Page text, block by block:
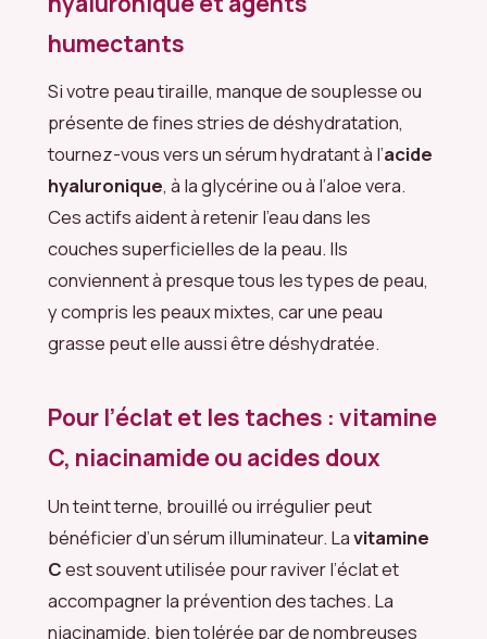
humectants
Si votre peau tiraille, manque de souplesse ou
présente de fines stries de déshydratation,
tournez-vous vers un sérum hydratant à l’acide
hyaluronique, à la glycérine ou à l’aloe vera.
Ces actifs aident à retenir l’eau dans les
couches superficielles de la peau. Ils
conviennent à presque tous les types de peau,
y compris les peaux mixtes, car une peau
grasse peut elle aussi être déshydratée.
Pour l’éclat et les taches : vitamine
C, niacinamide ou acides doux
Un teint terne, brouillé ou irrégulier peut
bénéficier d’un sérum illuminateur. Lavitamine
Cest souvent utilisée pour raviver l’éclat et
accompagner la prévention des taches. La
niacinamide, bien tolérée par de nombreuses